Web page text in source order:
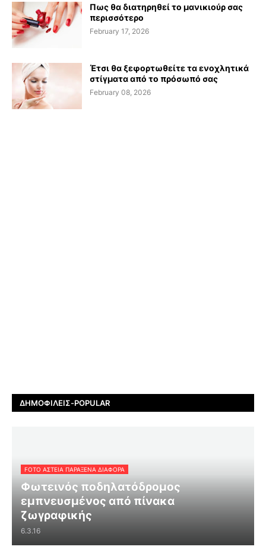
Πως θα διατηρηθεί το μανικιούρ σας
περισσότερο
February 17, 2026
Έτσι θα ξεφορτωθείτε τα ενοχλητικά
στίγματα από το πρόσωπό σας
February 08, 2026
ΔΗΜΟΦΙΛΕΊΣ-POPULAR
FOTO ΑΣΤΕΙΑ ΠΑΡΑΞΕΝΑ ΔΙΑΦΟΡΑ
Φωτεινός ποδηλατόδρομος
εμπνευσμένος από πίνακα
ζωγραφικής
6.3.16